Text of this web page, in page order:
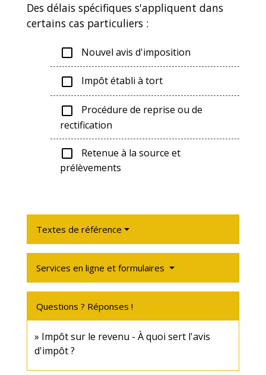
Des délais spécifiques s'appliquent dans
certains cas particuliers :
check_box_outline_blank Nouvel avis d'imposition
check_box_outline_blank Impôt établi à tort
check_box_outline_blank
Procédure de reprise ou de
rectification
check_box_outline_blank
Retenue à la source et
prélèvements
Textes de référence
Services en ligne et formulaires
Questions ? Réponses !
Impôt sur le revenu - À quoi sert l'avis
d'impôt ?